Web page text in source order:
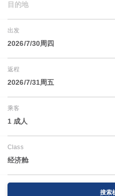
目的地
出发
2026/7/30周四
返程
2026/7/31周五
乘客
1 成人
Class
经济舱
搜索